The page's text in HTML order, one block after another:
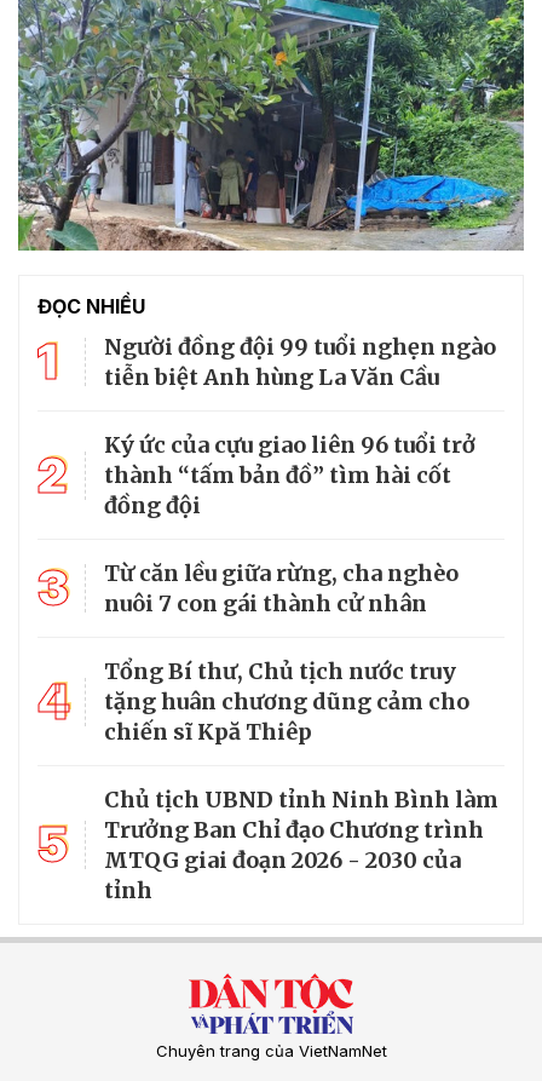
ĐỌC NHIỀU
1
Người đồng đội 99 tuổi nghẹn ngào
tiễn biệt Anh hùng La Văn Cầu
2
Ký ức của cựu giao liên 96 tuổi trở
thành “tấm bản đồ” tìm hài cốt
đồng đội
3
Từ căn lều giữa rừng, cha nghèo
nuôi 7 con gái thành cử nhân
4
Tổng Bí thư, Chủ tịch nước truy
tặng huân chương dũng cảm cho
chiến sĩ Kpă Thiêp
5
Chủ tịch UBND tỉnh Ninh Bình làm
Trưởng Ban Chỉ đạo Chương trình
MTQG giai đoạn 2026 - 2030 của
tỉnh
Chuyên trang của VietNamNet